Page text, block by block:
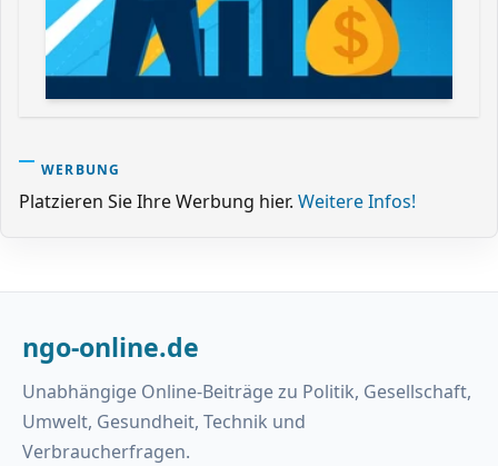
WERBUNG
Platzieren Sie Ihre Werbung hier. Weitere Infos!
ngo-online.de
Unabhängige Online-Beiträge zu Politik, Gesellschaft,
Umwelt, Gesundheit, Technik und
Verbraucherfragen.